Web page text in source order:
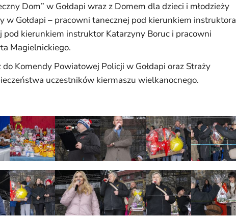
Dom” w Gołdapi wraz z Domem dla dzieci i młodzieży
w Gołdapi – pracowni tanecznej pod kierunkiem instruktora
kierunkiem instruktor Katarzyny Boruc i pracowni
Magielnickiego.
Komendy Powiatowej Policji w Gołdapi oraz Straży
uczestników kiermaszu wielkanocnego.